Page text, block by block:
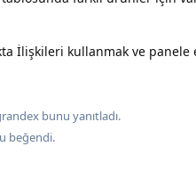
İlişkileri kullanmak ve
bunu yanıtladı.
beğendi.